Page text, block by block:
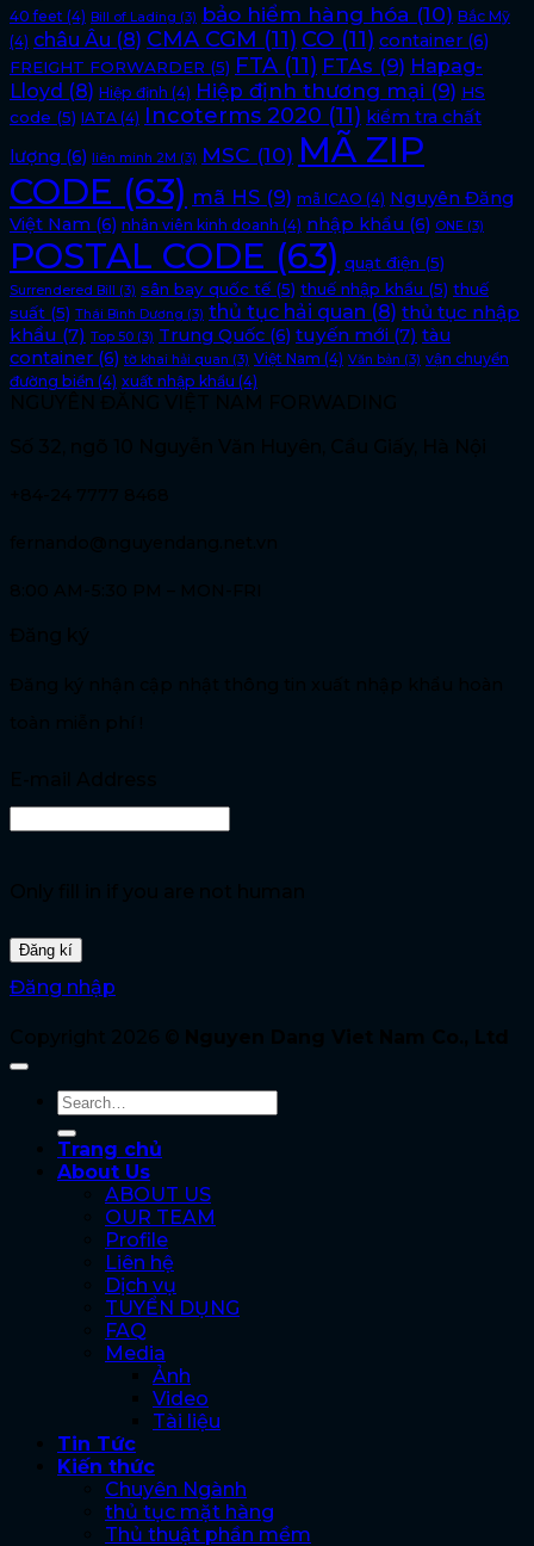
40 feet (4) Bill of Lading (3) bảo hiểm hàng hóa (10) Bắc Mỹ
(4) châu Âu (8) CMA CGM (11) CO (11) container (6)
FREIGHT FORWARDER (5) FTA (11) FTAs (9) Hapag-
Lloyd (8) Hiệp định (4) Hiệp định thương mại (9) HS
code (5) IATA (4) Incoterms 2020 (11) kiểm tra chất
lượng (6) liên minh 2M (3) MSC (10) MÃ ZIP
CODE (63) mã HS (9) mã ICAO (4) Nguyên Đăng
Việt Nam (6) nhân viên kinh doanh (4) nhập khẩu (6) ONE (3)
POSTAL CODE (63) quạt điện (5)
Surrendered Bill (3) sân bay quốc tế (5) thuế nhập khẩu (5) thuế
suất (5) Thái Bình Dương (3) thủ tục hải quan (8) thủ tục nhập
khẩu (7) Top 50 (3) Trung Quốc (6) tuyến mới (7) tàu
container (6) tờ khai hải quan (3) Việt Nam (4) Văn bản (3) vận chuyển
đường biển (4) xuất nhập khẩu (4)
Đăng nhập
Trang chủ
About Us
ABOUT US
OUR TEAM
Profile
Liên hệ
Dịch vụ
TUYỂN DỤNG
FAQ
Media
Ảnh
Video
Tài liệu
Tin Tức
Kiến thức
Chuyên Ngành
thủ tục mặt hàng
Thủ thuật phần mềm